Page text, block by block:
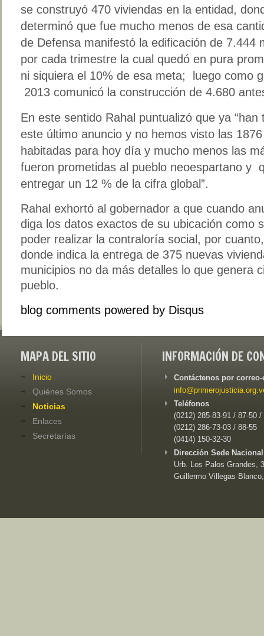
se construyó 470 viviendas en la entidad,
determinó que fue mucho menos de esa
de Defensa manifestó la edificación de 7.444
por cada trimestre la cual quedó en pura
ni siquiera el 10% de esa meta; luego como
2013 comunicó la construcción de 4.680
En este sentido Rahal puntualizó que ya
este último anuncio y no hemos visto las
habitadas para hoy día y mucho menos las
fueron prometidas al pueblo neoespartano y
entregar un 12 % de la cifra global”.
Rahal exhortó al gobernador a que cuando
diga los datos exactos de su ubicación como
poder realizar la contraloría social, por
donde indica la entrega de 375 nuevas
municipios no da más detalles lo que genera
pueblo.
blog comments powered by Disqus
MAPA DEL SITIO
Inicio
Quiénes Somos
Noticias
Enlaces
Secretarías
INFORMACIÓN DE
Contáctenos por
Teléfonos
(0212) 285-83-91 / 87-50 /
(0212) 286-73-03 / 88-55
(0414) 150-32-30
Dirección Sede
Urb. Los Palos Grandes,
Guillermo Villegas